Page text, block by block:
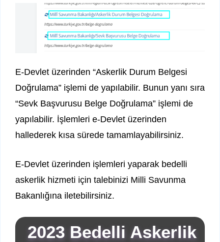
E-Devlet üzerinden “Askerlik Durum Belgesi
Doğrulama” işlemi de yapılabilir. Bunun yanı sıra
“Sevk Başvurusu Belge Doğrulama” işlemi de
yapılabilir. İşlemleri e-Devlet üzerinden
hallederek kısa sürede tamamlayabilirsiniz.
E-Devlet üzerinden işlemleri yaparak bedelli
askerlik hizmeti için talebinizi Milli Savunma
Bakanlığına iletebilirsiniz.
2023 Bedelli Askerlik